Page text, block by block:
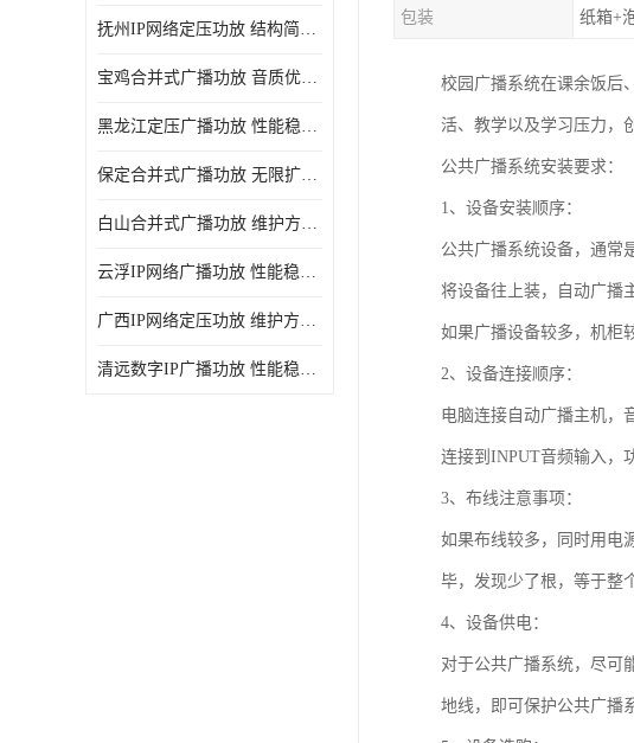
抚州IP网络定压功放 结构简单 多应用于公共场合
宝鸡合并式广播功放 音质优美清晰 维护方便
黑龙江定压广播功放 性能稳定 无限扩容
保定合并式广播功放 无限扩容 设计结构简单
白山合并式广播功放 维护方便 多应用于公共场合
云浮IP网络广播功放 性能稳定 设计结构简单
广西IP网络定压功放 维护方便 多应用于公共场合
清远数字IP广播功放 性能稳定 传输距离远
包装 纸箱+
校园广播系统在课余饭后
活、教学以及学习压力，
公共广播系统安装要求：
1、设备安装顺序：
公共广播系统设备，通常
将设备往上装，自动广播
如果广播设备较多，机柜
2、设备连接顺序：
电脑连接自动广播主机，
连接到INPUT音频输入，
3、布线注意事项：
如果布线较多，同时用电
毕，发现少了根，等于整
4、设备供电：
对于公共广播系统，尽可
地线，即可保护公共广播